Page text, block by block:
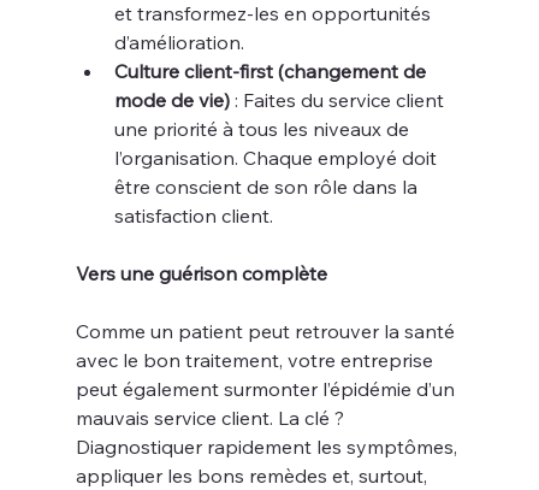
et transformez-les en opportunités
d’amélioration.
Culture client-first (changement de
mode de vie) : Faites du service client
une priorité à tous les niveaux de
l’organisation. Chaque employé doit
être conscient de son rôle dans la
satisfaction client.
Vers une guérison complète
Comme un patient peut retrouver la santé
avec le bon traitement, votre entreprise
peut également surmonter l’épidémie d’un
mauvais service client. La clé ?
Diagnostiquer rapidement les symptômes,
appliquer les bons remèdes et, surtout,